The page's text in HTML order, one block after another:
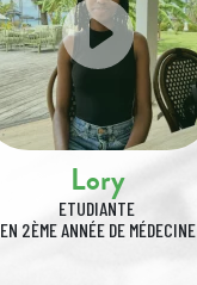
Lory
ETUDIANTE
EN 2ÈME ANNÉE DE MÉDECINE